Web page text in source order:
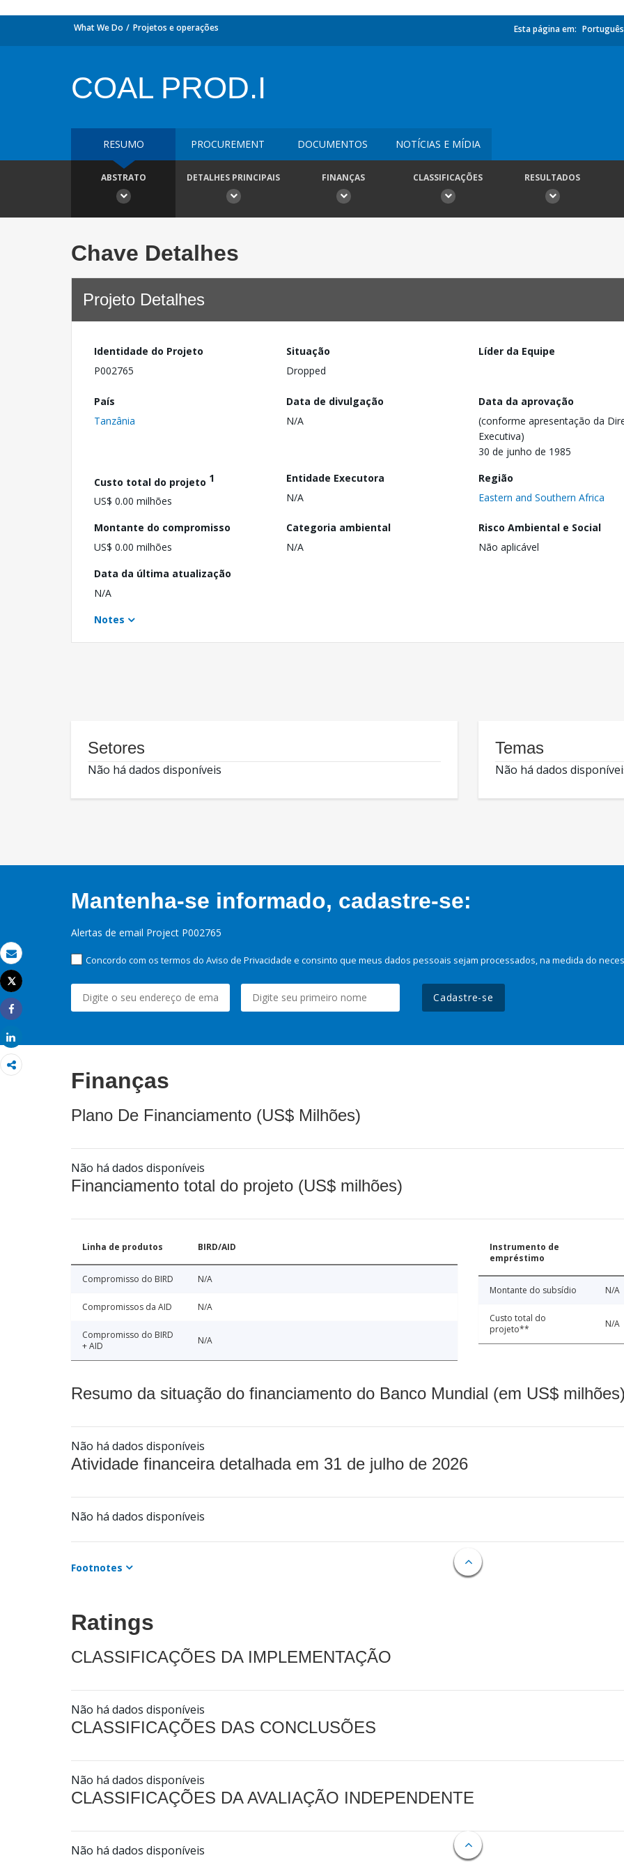
Email
Imprimir
Tweet
Share
What We Do Projetos e operações Esta página em: Português
COAL PROD.I
RESUMO PROCUREMENT DOCUMENTOS NOTÍCIAS E MÍDIA
ABSTRATO DETALHES PRINCIPAIS FINANÇAS CLASSIFICAÇÕES RESULTADOS
Chave Detalhes
Projeto Detalhes
Identidade do Projeto
P002765
Situação
Dropped
Líder da Equipe
País
Tanzânia
Data de divulgação
N/A
Data da aprovação
(conforme apresentação da
Executiva)
30 de junho de 1985
Custo total do projeto 1
US$ 0.00 milhões
Entidade Executora
N/A
Região
Eastern and Southern Africa
Montante do compromisso
US$ 0.00 milhões
Categoria ambiental
N/A
Risco Ambiental e Social
Não aplicável
Data da última atualização
N/A
Notes
Setores
Não há dados disponíveis
Temas
Não há dados
Mantenha-se informado, cadastre-se:
Alertas de email Project P002765
Concordo com os termos do Aviso de Privacidade e consinto que meus dados pessoais sejam processados, na medida do
Cadastre-se
Finanças
Plano De Financiamento (US$ Milhões)
Não há dados disponíveis
Financiamento total do projeto (US$ milhões)
Linha de produtos BIRD/AID
Compromisso do BIRD N/A
Compromissos da AID N/A
Compromisso do BIRD
+ AID
N/A
Instrumento de
empréstimo
Montante do subsídio N/A
Custo total do
projeto**
N/A
Resumo da situação do financiamento do Banco Mundial (em US$
Não há dados disponíveis
Atividade financeira detalhada em 31 de julho de 2026
Não há dados disponíveis
Footnotes
Ratings
CLASSIFICAÇÕES DA IMPLEMENTAÇÃO
Não há dados disponíveis
CLASSIFICAÇÕES DAS CONCLUSÕES
Não há dados disponíveis
CLASSIFICAÇÕES DA AVALIAÇÃO INDEPENDENTE
Não há dados disponíveis